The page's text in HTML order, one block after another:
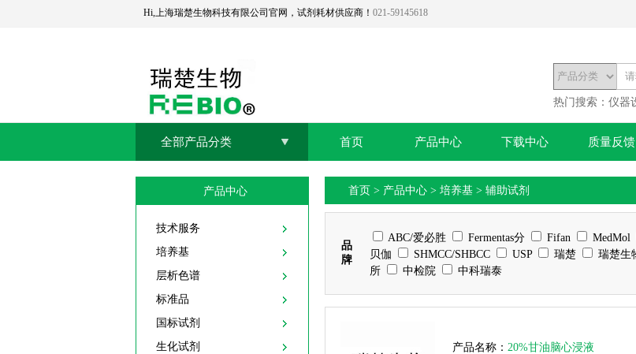
Hi,上海瑞楚生物科技有限公司官网，试剂耗材供应商！ 021-59145618
热门搜索： 仪器
全部产品分类 首页 产品中心 下载中心 质量反馈
产品中心
技术服务
培养基
层析色谱
标准品
国标试剂
生化试剂
首页 > 产品中心 > 培养基 > 辅助试剂
品
牌
ABC/爱必胜 Fermentas分 Fifan MedMol
贝伽
SHMCC/SHBCC USP 瑞楚 瑞楚生
所
中检院 中科瑞泰
产品名称： 20%甘油脑心浸液